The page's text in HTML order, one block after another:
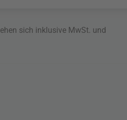
sich inklusive MwSt. und